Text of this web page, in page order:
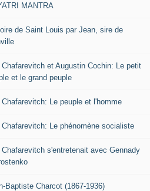
MANTRA
de Saint Louis par Jean, sire de
Chafarevitch et Augustin Cochin: Le petit
et le grand peuple
Chafarevitch: Le peuple et l'homme
Chafarevitch: Le phénomène socialiste
Chafarevitch s'entretenait avec Gennady
Baptiste Charcot (1867-1936)